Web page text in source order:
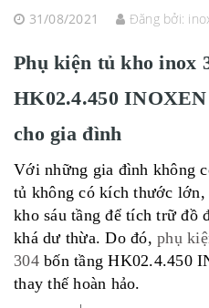
31/08/2021 Đăng bởi:
Phụ kiện tủ kho inox
HK02.4.450
cho gia đình
Với những gia đình không
tủ không có kích thước
kho sáu tầng để tích trữ đồ
khá dư thừa. Do đó, phụ
304bốn tầng HK02.4.450
thay thế hoàn hảo.